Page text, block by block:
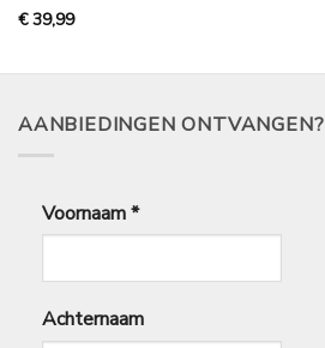
Gewaardeerd
€39,99
AANBIEDINGEN ONTVANGEN?
Voornaam*
Achternaam